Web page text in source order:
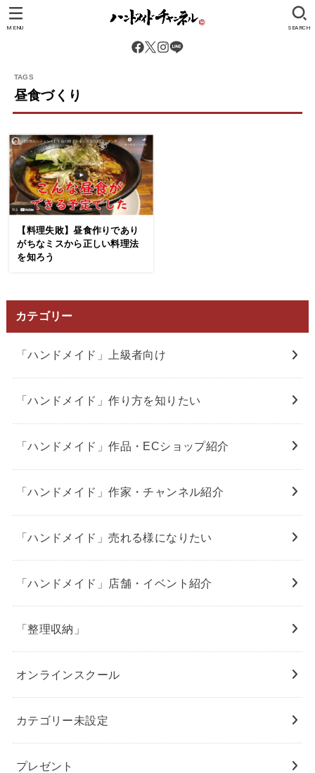
SEARCH
MENU
昼食づくり
【料理失敗】昼食作りであり
がちなミスから正しい料理法
を知ろう
カテゴリー
「ハンドメイド」上級者向け
「ハンドメイド」作り方を知りたい
「ハンドメイド」作品・ECショップ紹介
「ハンドメイド」作家・チャンネル紹介
「ハンドメイド」売れる様になりたい
「ハンドメイド」店舗・イベント紹介
「整理収納」
オンラインスクール
カテゴリー未設定
プレゼント